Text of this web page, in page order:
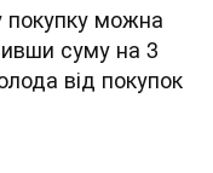
покупку можна
суму на 3
від покупок